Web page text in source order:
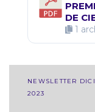
DE
1
NEWSLETTER
2023